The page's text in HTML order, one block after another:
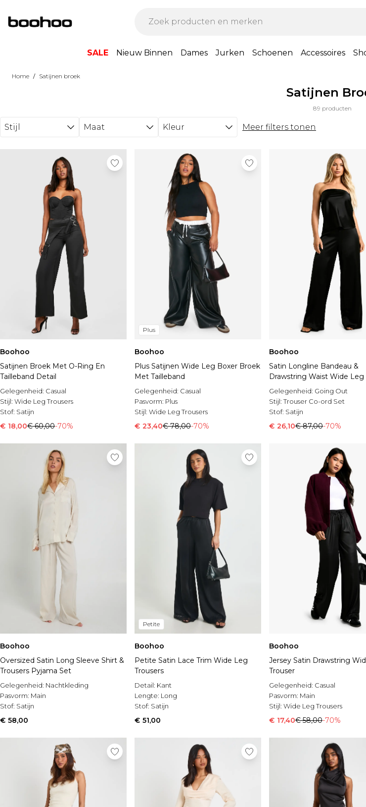
SALE Nieuw Binnen Dames Jurken Schoenen Accessoires
Home / Satijnen broek
Satijnen
89 producten
Stijl Maat Kleur
Meer filters tonen
Boohoo
Satijnen Broek Met O-Ring En
Tailleband Detail
Gelegenheid: Casual
Stijl: Wide Leg Trousers
Stof: Satijn
€ 18,00€ 60,00-70%
Plus
Boohoo
Plus Satijnen Wide Leg Boxer Broek
Met Tailleband
Gelegenheid: Casual
Pasvorm: Plus
Stijl: Wide Leg Trousers
€ 23,40€ 78,00-70%
Boohoo
Satin Longline Bandeau &
Drawstring Waist Wide Leg
Set
Gelegenheid: Going Out
Stijl:Trouser Co-ord Set
Stof: Satijn
€ 26,10€ 87,00-70%
Boohoo
Oversized Satin Long Sleeve Shirt &
Trousers Pyjama Set
Gelegenheid: Nachtkleding
Pasvorm: Main
Stof: Satijn
€ 58,00
Petite
Boohoo
Petite Satin Lace Trim Wide Leg
Trousers
Detail: Kant
Lengte: Long
Stof: Satijn
€ 51,00
Boohoo
Jersey Satin Drawstring
Trouser
Gelegenheid: Casual
Pasvorm: Main
Stijl: Wide Leg Trousers
€ 17,40€ 58,00-70%